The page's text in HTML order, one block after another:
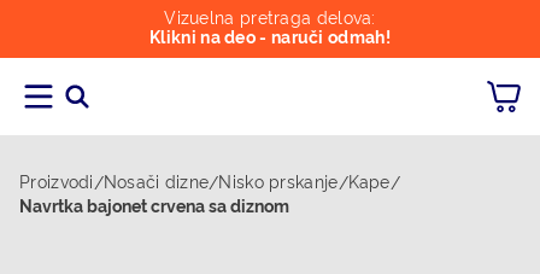
Vizuelna pretraga delova:
Klikni na deo - naruči odmah!
Proizvodi/Nosači dizne/Nisko prskanje/Kape/
Navrtka bajonet crvena sa diznom